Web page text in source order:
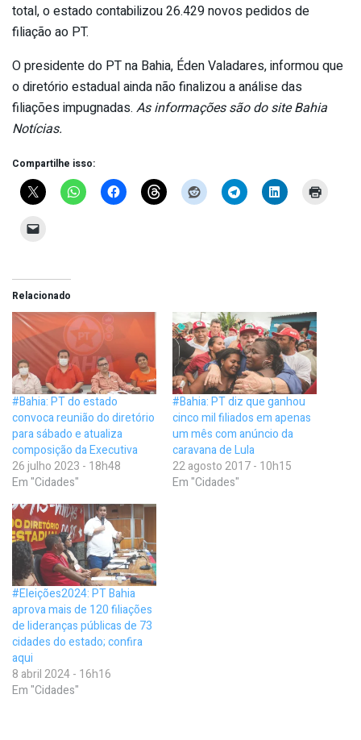
total, o estado contabilizou 26.429 novos pedidos de
filiação ao PT.
O presidente do PT na Bahia, Éden Valadares, informou que
o diretório estadual ainda não finalizou a análise das
filiações impugnadas. As informações são do site Bahia
Notícias.
Compartilhe isso:
Relacionado
#Bahia: PT do estado
convoca reunião do diretório
para sábado e atualiza
composição da Executiva
26 julho 2023 - 18h48
Em "Cidades"
#Bahia: PT diz que ganhou
cinco mil filiados em apenas
um mês com anúncio da
caravana de Lula
22 agosto 2017 - 10h15
Em "Cidades"
#Eleições2024: PT Bahia
aprova mais de 120 filiações
de lideranças públicas de 73
cidades do estado; confira
aqui
8 abril 2024 - 16h16
Em "Cidades"